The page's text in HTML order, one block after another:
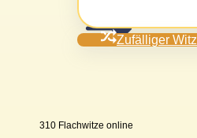
Zufälliger Witz
310 Flachwitze online